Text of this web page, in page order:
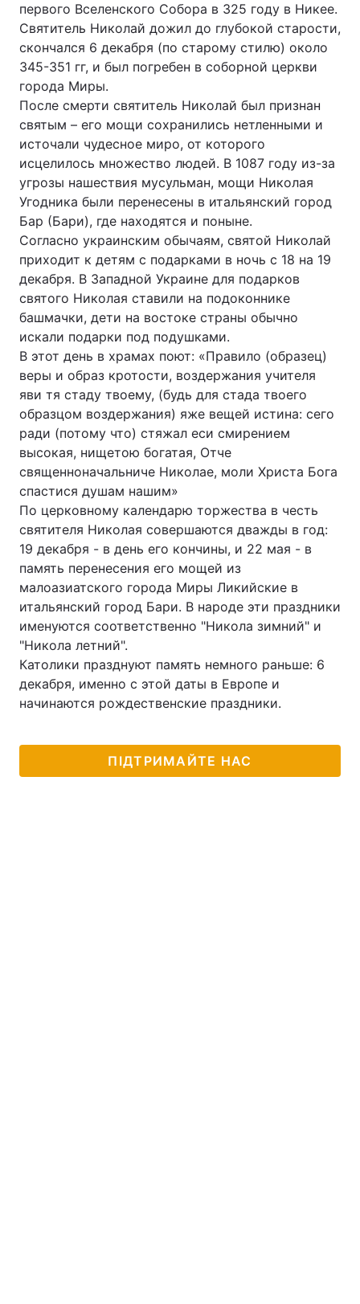
первого Вселенского Собора в 325 году в Никее.
Святитель Николай дожил до глубокой старости,
скончался 6 декабря (по старому стилю) около
345-351 гг, и был погребен в соборной церкви
города Миры.
После смерти святитель Николай был признан
святым – его мощи сохранились нетленными и
источали чудесное миро, от которого
исцелилось множество людей. В 1087 году из-за
угрозы нашествия мусульман, мощи Николая
Угодника были перенесены в итальянский город
Бар (Бари), где находятся и поныне.
Согласно украинским обычаям, святой Николай
приходит к детям с подарками в ночь с 18 на 19
декабря. В Западной Украине для подарков
святого Николая ставили на подоконнике
башмачки, дети на востоке страны обычно
искали подарки под подушками.
В этот день в храмах поют: «Правило (образец)
веры и образ кротости, воздержания учителя
яви тя стаду твоему, (будь для стада твоего
образцом воздержания) яже вещей истина: сего
ради (потому что) стяжал еси смирением
высокая, нищетою богатая, Отче
священноначальниче Николае, моли Христа Бога
спастися душам нашим»
По церковному календарю торжества в честь
святителя Николая совершаются дважды в год:
19 декабря - в день его кончины, и 22 мая - в
память перенесения его мощей из
малоазиатского города Миры Ликийские в
итальянский город Бари. В народе эти праздники
именуются соответственно "Никола зимний" и
"Никола летний".
Католики празднуют память немного раньше: 6
декабря, именно с этой даты в Европе и
начинаются рождественские праздники.
ПІДТРИМАЙТЕ НАС